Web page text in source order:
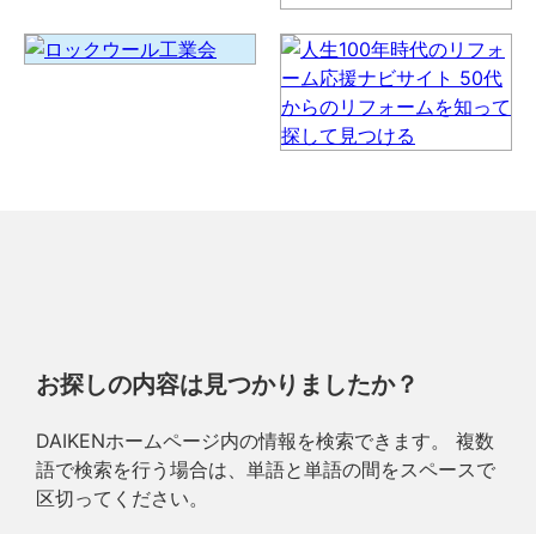
お探しの内容は見つかりましたか？
DAIKENホームページ内の情報を検索できます。 複数
語で検索を行う場合は、単語と単語の間をスペースで
区切ってください。